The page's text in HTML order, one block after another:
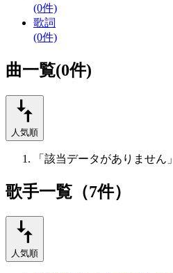
(0件)
歌詞
(0件)
曲一覧(0件)
人気順
「該当データがありません」
歌手一覧（7件）
人気順